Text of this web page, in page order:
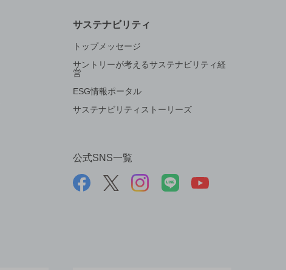
サステナビリティ
トップメッセージ
サントリーが考えるサステナビリティ経
営
ESG情報ポータル
サステナビリティストーリーズ
公式SNS一覧